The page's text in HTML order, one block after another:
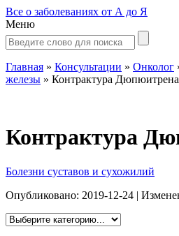
Все о заболеваниях от А до Я
Меню
Главная » Консультации » Онколог
железы » Контрактура Дюпюитрена
Контрактура
Болезни суставов и сухожилий
Опубликовано: 2019-12-24 |